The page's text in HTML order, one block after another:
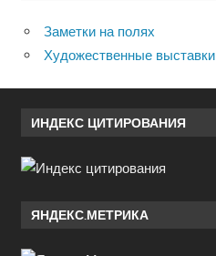
Заметки на полях
Художественные выставки
ИНДЕКС ЦИТИРОВАНИЯ
ЯНДЕКС.МЕТРИКА